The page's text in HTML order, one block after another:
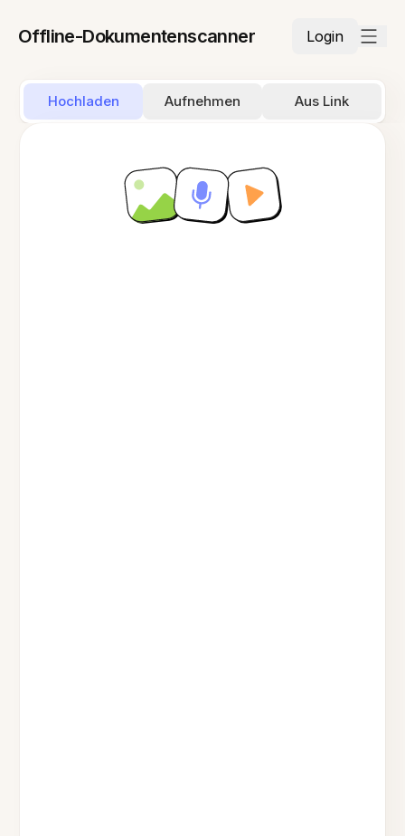
Offline-Dokumentenscanner Login
Hochladen Aufnehmen Aus Link